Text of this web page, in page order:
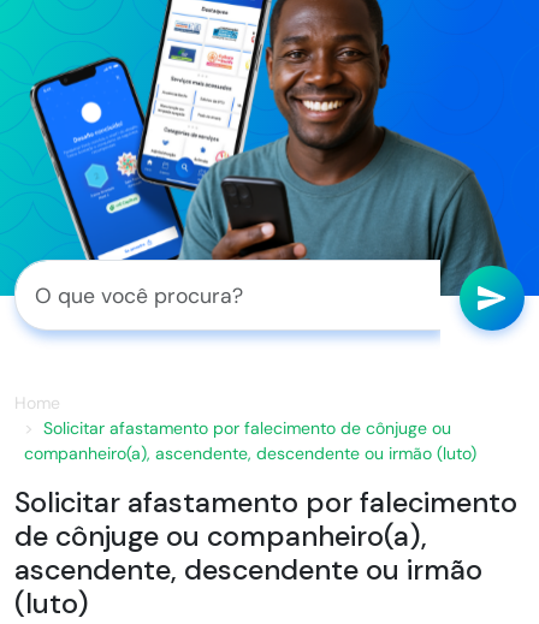
Home
Solicitar afastamento por falecimento de cônjuge ou
companheiro(a), ascendente, descendente ou irmão (luto)
Solicitar afastamento por falecimento
de cônjuge ou companheiro(a),
ascendente, descendente ou irmão
(luto)